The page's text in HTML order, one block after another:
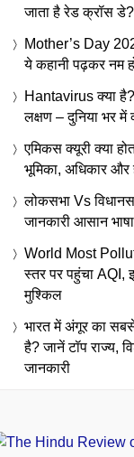
जाता है रेड क्रॉस
Mother’s Day
ये कहानी पढ़कर नम
Hantavirus क्या
लक्षण – दुनिया भर में
एमिकस क्यूरी क्या
भूमिका, अधिकार और
लोकसभा Vs
जानकारी आसान
World Most
स्तर पर पहुंचा AQI,
मुश्किल
भारत में अंगूर का
है? जानें टॉप राज्य,
जानकारी